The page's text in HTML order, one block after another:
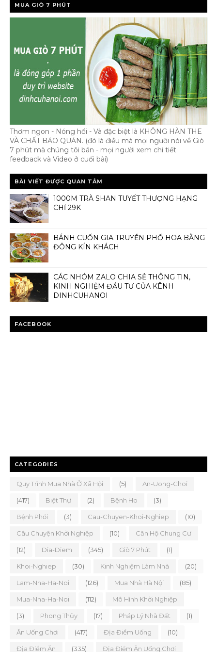
MUA GIÒ 7 PHÚT
Thơm ngon - Nóng hổi - Và đặc biệt là KHÔNG HÀN THE
VÀ CHẤT BẢO QUẢN. (đó là điều mà mọi người nói về Giò
7 phút mà chúng tôi bán - mọi người xem chi tiết
feedback và Video ở cuối bài)
BÀI VIẾT ĐƯỢC QUAN TÂM
1000M TRÀ SHAN TUYẾT THƯỢNG HẠNG
CHỈ 29K
BÁNH CUỐN GIA TRUYỀN PHỐ HOA BẰNG
ĐÔNG KÍN KHÁCH
CÁC NHÓM ZALO CHIA SẺ THÔNG TIN,
KINH NGHIỆM ĐẦU TƯ CỦA KÊNH
DINHCUHANOI
FACEBOOK
CATEGORIES
Quy Trình Mua Nhà Ở Xã Hội (5) An-Uong-Choi
(417) Biệt Thự (2) Bệnh Ho (3)
Bệnh Phổi (3) Cau-Chuyen-Khoi-Nghiep (10)
Câu Chuyện Khởi Nghiệp (10) Căn Hộ Chung Cư
(12) Dia-Diem (345) Giò 7 Phút (1)
Khoi-Nghiep (30) Kinh Nghiệm Làm Nhà (20)
Lam-Nha-Ha-Noi (126) Mua Nhà Hà Nội (85)
Mua-Nha-Ha-Noi (112) Mô Hình Khởi Nghiệp
(3) Phong Thủy (17) Pháp Lý Nhà Đất (1)
Ăn Uống Chơi (417) Địa Điểm Uống (10)
Địa Điểm Ăn (335) Địa Điểm Ăn Uống Chơi